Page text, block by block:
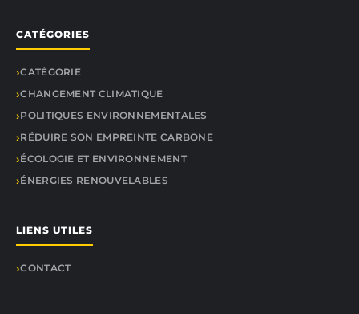
CATÉGORIES
CATÉGORIE
CHANGEMENT CLIMATIQUE
POLITIQUES ENVIRONNEMENTALES
RÉDUIRE SON EMPREINTE CARBONE
ÉCOLOGIE ET ENVIRONNEMENT
ÉNERGIES RENOUVELABLES
LIENS UTILES
CONTACT